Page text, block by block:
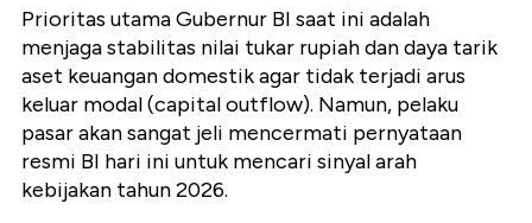
Prioritas utama Gubernur BI saat ini adalah
menjaga stabilitas nilai tukar rupiah dan daya tarik
aset keuangan domestik agar tidak terjadi arus
keluar modal (capital outflow). Namun, pelaku
pasar akan sangat jeli mencermati pernyataan
resmi BI hari ini untuk mencari sinyal arah
kebijakan tahun 2026.